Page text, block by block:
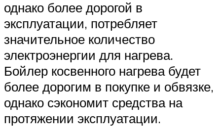
однако более дорогой в
эксплуатации, потребляет
значительное количество
электроэнергии для нагрева.
Бойлер косвенного нагрева будет
более дорогим в покупке и обвязке,
однако сэкономит средства на
протяжении эксплуатации.